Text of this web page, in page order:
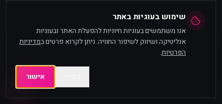
שימוש בעוגיות באתר
אנו משתמשים בעוגיות חיוניות להפעלת האתר ובעוגיות
אנליטיקה ושיווק לשיפור החוויה. ניתן לקרוא פרטים במדיניות
הפרטיות.
אישור